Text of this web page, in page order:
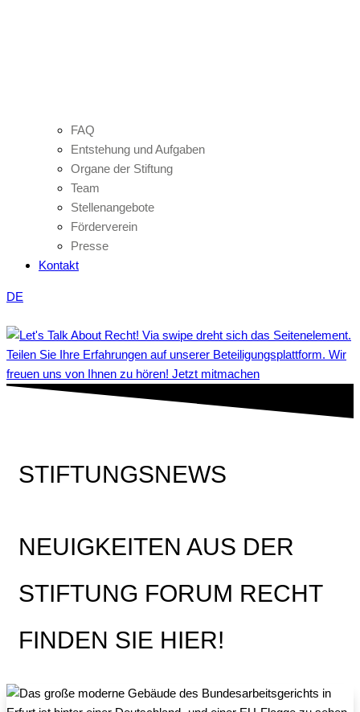
FAQ
Entstehung und Aufgaben
Organe der Stiftung
Team
Stellenangebote
Förderverein
Presse
Kontakt
DE
Teilen Sie Ihre Erfahrungen auf unserer Beteiligungsplattform. Wir
freuen uns von Ihnen zu hören! Jetzt mitmachen
STIFTUNGSNEWS
NEUIGKEITEN AUS DER
STIFTUNG FORUM RECHT
FINDEN SIE HIER!